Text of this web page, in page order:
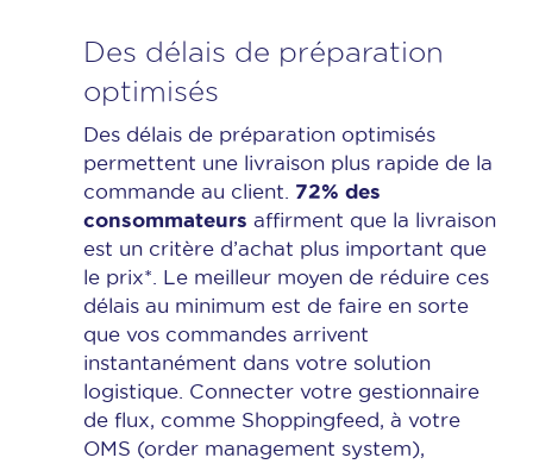
Des délais de préparation
optimisés
Des délais de préparation optimisés
permettent une livraison plus rapide de la
commande au client. 72% des
consommateurs affirment que la livraison
est un critère d’achat plus important que
le prix*. Le meilleur moyen de réduire ces
délais au minimum est de faire en sorte
que vos commandes arrivent
instantanément dans votre solution
logistique. Connecter votre gestionnaire
de flux, comme Shoppingfeed, à votre
OMS (order management system),